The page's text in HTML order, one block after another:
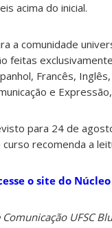
acima do inicial.
a comunidade
feitas
Francês,
e
para 24 de
recomenda a
o site do
UFSC